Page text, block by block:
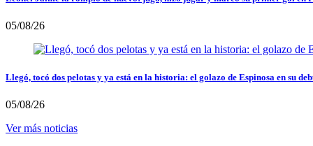
05/08/26
Llegó, tocó dos pelotas y ya está en la historia: el golazo de Espinosa en su
05/08/26
Ver más noticias